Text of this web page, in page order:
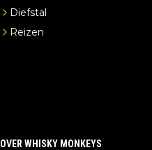
Diefstal
Reizen
OVER WHISKY MONKEYS